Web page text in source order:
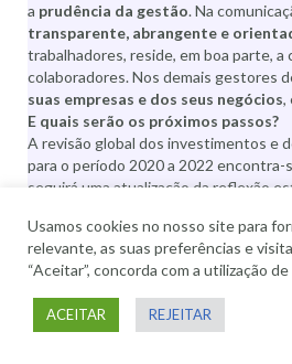
a prudência da gestão. Na
transparente, abrangente e
trabalhadores, reside, em boa parte, a
colaboradores. Nos demais gestores
suas empresas e dos seus negócios,
E quais serão os próximos passos?
A revisão global dos investimentos e
para o período 2020 a 2022 encontra-
seguirá uma atualização da reflexão
e o futuro das empresas do Grupo
digitalização da organização,
aconselhável, a prática do
novas oportunidades, dentro e fora da
Bensaude opera.
Usamos cookies no nosso site para
relevante, as suas preferências e
“Aceitar”, concorda com a utilização
ACEITAR REJEITAR